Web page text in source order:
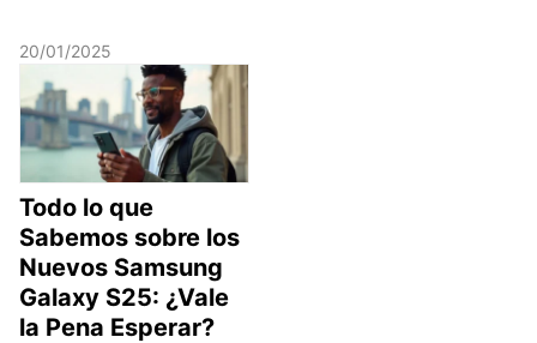
20/01/2025
Todo lo que
Sabemos sobre los
Nuevos Samsung
Galaxy S25: ¿Vale
la Pena Esperar?